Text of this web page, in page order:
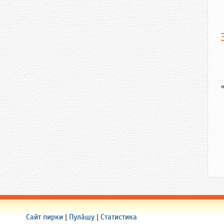
Сайт пирки | Пулӑшу | Статистика